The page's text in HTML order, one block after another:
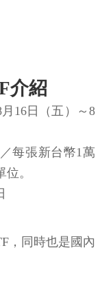
介紹
月16日（五）～8
每張新台幣1萬
。
，同時也是國內